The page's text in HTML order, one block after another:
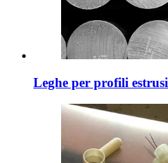
Leghe per profili estrusi